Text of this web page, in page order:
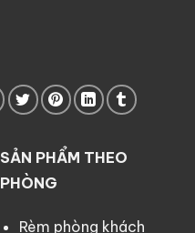
SẢN PHẨM THEO
PHÒNG
Rèm phòng khách